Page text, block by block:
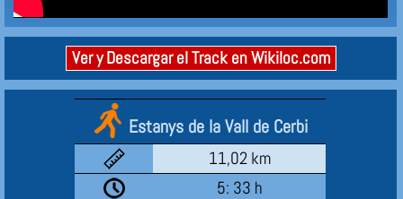
Ver y Descargar el Track en Wikiloc.com
Estanys de la Vall de Cerbi
11,02 km
5: 33 h